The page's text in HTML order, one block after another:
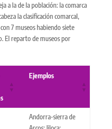
a la de la población: la comarca
la clasificación comarcal,
7 museos habiendo siete
El reparto de museos por
Ejemplos
Andorra-sierra de